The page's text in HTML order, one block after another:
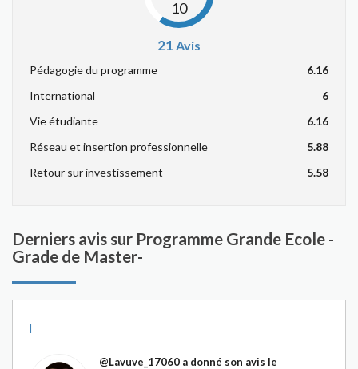
10
21 Avis
Pédagogie du programme
6.16
International
6
Vie étudiante
6.16
Réseau et insertion professionnelle
5.88
Retour sur investissement
5.58
Derniers avis sur Programme Grande Ecole -
Grade de Master-
l
@Lavuve_17060 a donné son avis le